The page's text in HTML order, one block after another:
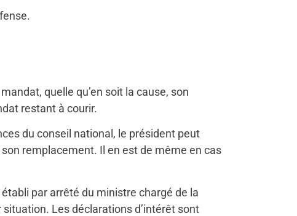
quelle qu’en soit la cause, son
restant à courir.
du conseil national, le président peut
remplacement. Il en est de même en cas
par arrêté du ministre chargé de la
Les déclarations d’intérêt sont